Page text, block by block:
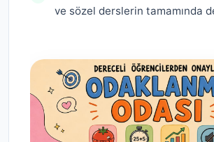
ve sözel derslerin tamamında